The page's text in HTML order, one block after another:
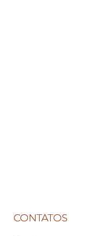
CONTATOS